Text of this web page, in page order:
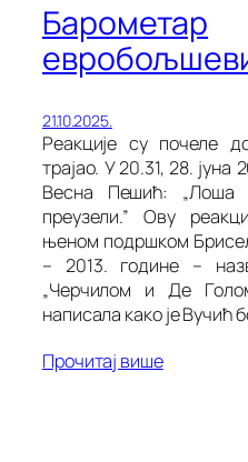
Барометар
21.10.2025.
Реакције су почеле
трајао. У 20.31, 28.
Весна Пешић: „Лоша
преузели.” Ову
њеном подршком
– 2013. године –
„Черчилом и Де
написала како је Вучић
Прочитај више